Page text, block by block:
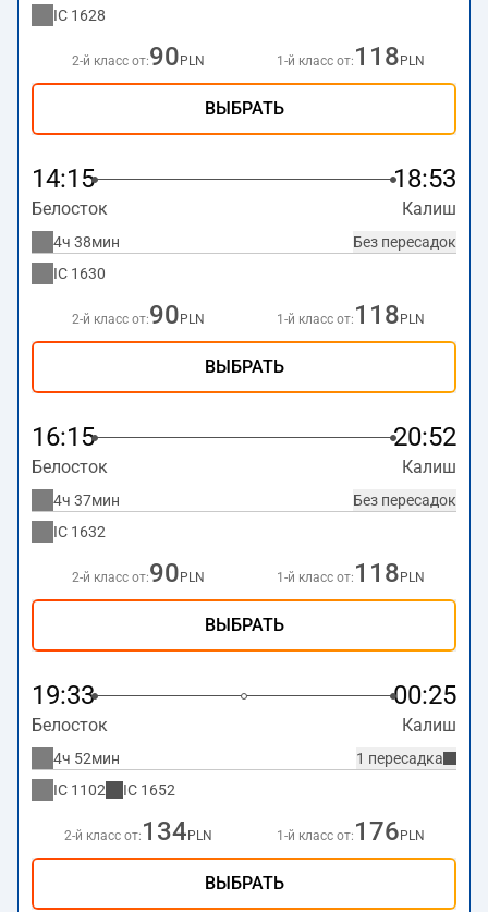
IC 1628
2-й класс от:90 PLN 1-й класс от: 118 PLN
ВЫБРАТЬ
14:15 18:53
Белосток Калиш
Без пересадок
4ч 38мин
IC 1630
2-й класс от:90 PLN 1-й класс от: 118 PLN
ВЫБРАТЬ
16:15 20:52
Белосток Калиш
Без пересадок
4ч 37мин
IC 1632
2-й класс от:90 PLN 1-й класс от: 118 PLN
ВЫБРАТЬ
19:33 00:25
Белосток Калиш
1 пересадка
4ч 52мин
IC 1102 IC 1652
2-й класс от: 134 PLN 1-й класс от: 176 PLN
ВЫБРАТЬ